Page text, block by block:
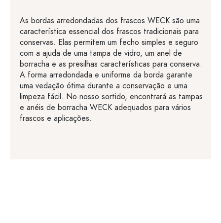
As bordas arredondadas dos frascos WECK são uma
característica essencial dos frascos tradicionais para
conservas. Elas permitem um fecho simples e seguro
com a ajuda de uma tampa de vidro, um anel de
borracha e as presilhas características para conserva.
A forma arredondada e uniforme da borda garante
uma vedação ótima durante a conservação e uma
limpeza fácil. No nosso sortido, encontrará as tampas
e anéis de borracha WECK adequados para vários
frascos e aplicações.